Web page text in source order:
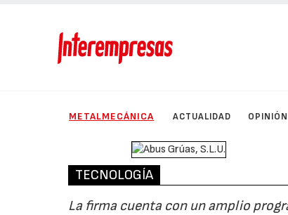
METALMECÁNICA ACTUALIDAD OPINIÓN
TECNOLOGÍA
La firma cuenta con un amplio